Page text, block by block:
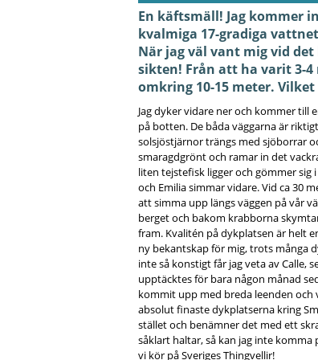
En käftsmäll! Jag kommer
kvalmiga 17-gradiga
När jag väl vant mig vid
sikten! Från att ha varit 3-
omkring 10-15 meter.
Jag dyker vidare ner och kommer till
på botten. De båda väggarna är
solsjöstjärnor trängs med sjöborrar
smaragdgrönt och ramar in det
liten tejstefisk ligger och gömmer sig
och Emilia simmar vidare. Vid ca 30
att simma upp längs väggen på vår
berget och bakom krabborna
fram. Kvalitén på dykplatsen är helt
ny bekantskap för mig, trots många
inte så konstigt får jag veta av Calle,
upptäcktes för bara någon månad
kommit upp med breda leenden
absolut finaste dykplatserna kring
stället och benämner det med ett
såklart haltar, så kan jag inte
vi kör på Sveriges Thingvellir!